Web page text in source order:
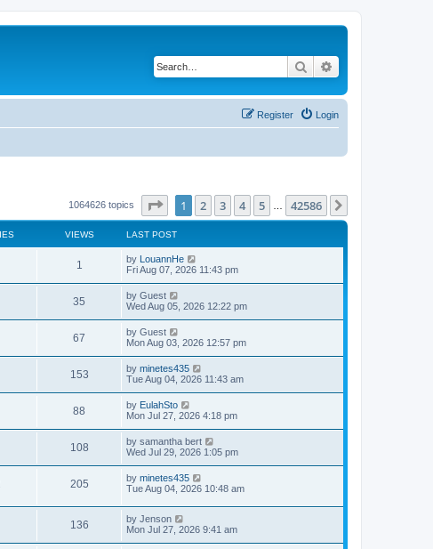
Search
Login
Register
1064626 topics Page of 42586
1 2 3 4 5 42586
VIEWS LAST POST
1 by LouannHe
Fri Aug 07, 2026 11:43 pm
35 by Guest
Wed Aug 05, 2026 12:22 pm
67 by Guest
Mon Aug 03, 2026 12:57 pm
153 by minetes435
Tue Aug 04, 2026 11:43 am
88 by EulahSto
Mon Jul 27, 2026 4:18 pm
108 by samantha bert
Wed Jul 29, 2026 1:05 pm
205 by minetes435
Tue Aug 04, 2026 10:48 am
136 by Jenson
Mon Jul 27, 2026 9:41 am